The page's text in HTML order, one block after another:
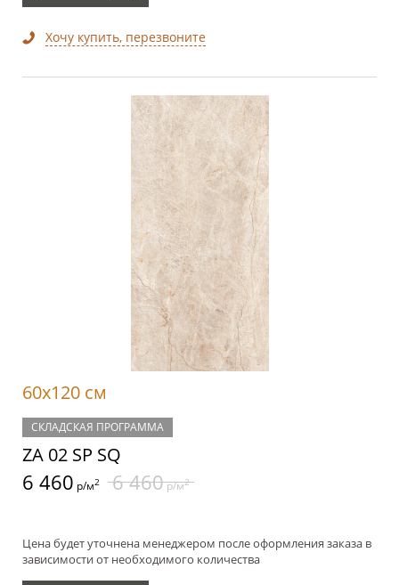
Хочу купить, перезвоните
60x120 см
СКЛАДСКАЯ ПРОГРАММА
ZA 02 SP SQ
6 460 р/м2 6 460р/м2
Цена будет уточнена менеджером после оформления заказа в
зависимости от необходимого количества